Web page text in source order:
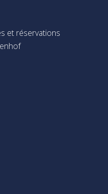
et réservations